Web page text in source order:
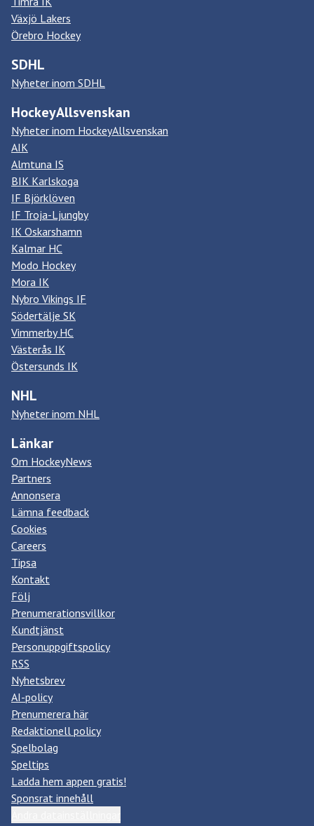
Växjö Lakers
Örebro Hockey
SDHL
Nyheter inom SDHL
HockeyAllsvenskan
Nyheter inom HockeyAllsvenskan
AIK
Almtuna IS
BIK Karlskoga
IF Björklöven
IF Troja-Ljungby
IK Oskarshamn
Kalmar HC
Modo Hockey
Mora IK
Nybro Vikings IF
Södertälje SK
Vimmerby HC
Västerås IK
Östersunds IK
NHL
Nyheter inom NHL
Länkar
Om HockeyNews
Partners
Annonsera
Lämna feedback
Cookies
Careers
Tipsa
Kontakt
Följ
Prenumerationsvillkor
Kundtjänst
Personuppgiftspolicy
RSS
Nyhetsbrev
AI-policy
Prenumerera här
Redaktionell policy
Spelbolag
Speltips
Ladda hem appen gratis!
Sponsrat innehåll